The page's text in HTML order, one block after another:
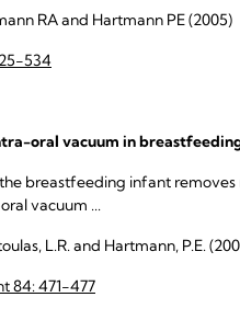
RA and Hartmann PE (2005)
534
oral vacuum in
breastfeeding infant
vacuum ...
L.R. and Hartmann, P.E.
84: 471-477